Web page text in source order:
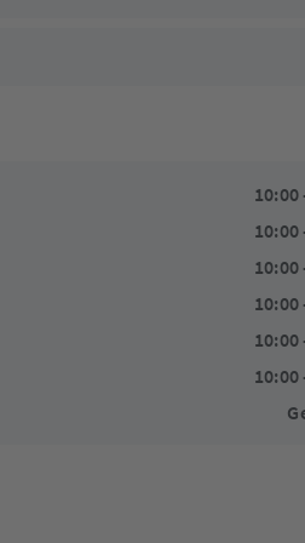
10:00
10:00
10:00
10:00
10:00
10:00